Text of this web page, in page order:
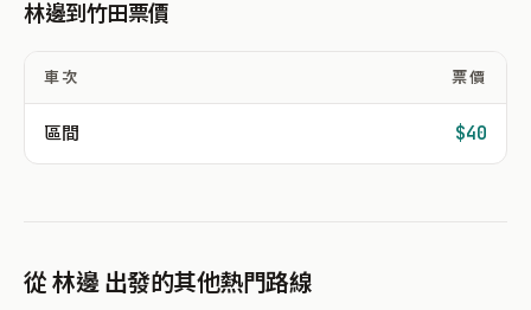
林邊到竹田票價
車次 票價
區間 $40
從 林邊 出發的其他熱門路線